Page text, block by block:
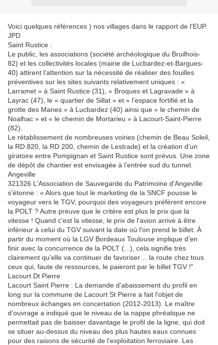
Voici quelques références ) nos villages dans le rapport de l'EUP.
JPD
Saint Rustice :
Le public, les associations (société archéologique du Bruilhois-
82) et les collectivités locales (mairie de Lucbardez-et-Bargues-
40) attirent l’attention sur la nécessité de réaliser des fouilles
préventives sur les sites suivants relativement uniques : «
Larramet » à Saint Rustice (31), « Broques et Lagravade » à
Layrac (47), le « quartier de Sillat » et « l’espace fortifié et la
grotte des Manes » à Lucbardez (40) ainsi que « le chemin de
Noalhac » et « le chemin de Mortarieu » à Lacourt-Saint-Pierre
(82).
Le rétablissement de nombreuses voiries (chemin de Beau Soleil,
la RD 820, la RD 200, chemin de Lestrade) et la création d’un
giratoire entre Pompignan et Saint Rustice sont prévus. Une zone
de dépôt de chantier est envisagée à l’entrée sud du tunnel.
Angeville
321326 L'Association de Sauvegarde du Patrimoine d'Angeville
s'étonne : « Alors que tout le marketing de la SNCF pousse le
voyageur vers le TGV, pourquoi des voyageurs préfèrent encore
la POLT ? Autre preuve que le critère est plus le prix que la
vitesse ! Quand c'est la vitesse, le prix de l'avion arrive à être
inférieur à celui du TGV suivant la date où l'on prend le billet. À
partir du moment où la LGV Bordeaux Toulouse implique d'en
finir avec la concurrence de la POLT (...), cela signifie très
clairement qu'elle va continuer de favoriser… la route chez tous
ceux qui, faute de ressources, le paieront par le billet TGV !"
Lacourt Dt Pierre
Lacourt Saint Pierre : La demande d'abaissement du profil en
long sur la commune de Lacourt St Pierre a fait l'objet de
nombreux échanges en concertation (2012-2013). Le maître
d’ouvrage a indiqué que le niveau de la nappe phréatique ne
permettait pas de baisser davantage le profil de la ligne, qui doit
se situer au-dessus du niveau des plus hautes eaux connues
pour des raisons de sécurité de l’exploitation ferroviaire. Les